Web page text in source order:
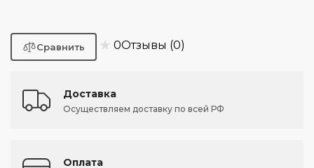
★ 0Отзывы (0)
Доставка
Осуществляем доставку по всей РФ
Оплата